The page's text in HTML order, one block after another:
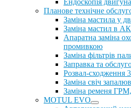
Ендоскопія двигуна
Планове технічне
Заміна мастила у
Заміна мастил в
Апаратна заміна
промивкою
Заміна фільтрів
Заправка та
Розвал-сходження
Заміна свіч
Заміна ременя
MOTUL EVO